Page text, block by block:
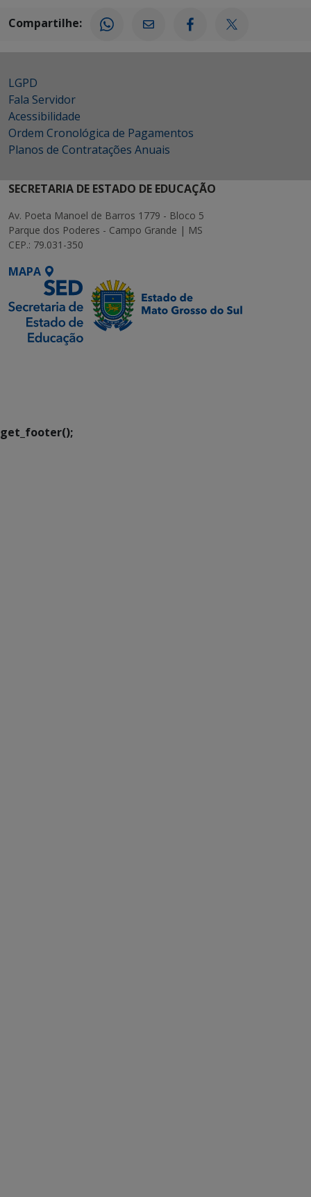
Compartilhe:
LGPD
Fala Servidor
Acessibilidade
Ordem Cronológica de Pagamentos
Planos de Contratações Anuais
SECRETARIA DE ESTADO DE EDUCAÇÃO
Av. Poeta Manoel de Barros 1779 - Bloco 5
Parque dos Poderes - Campo Grande | MS
CEP.: 79.031-350
MAPA
get_footer();